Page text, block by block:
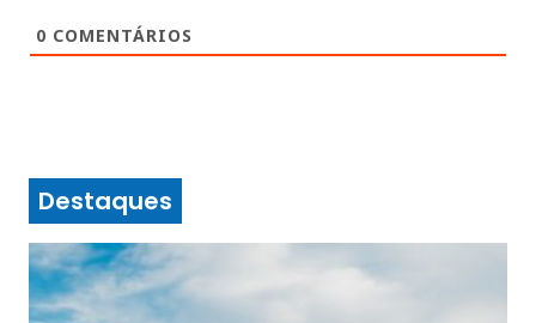
0 COMENTÁRIOS
Destaques